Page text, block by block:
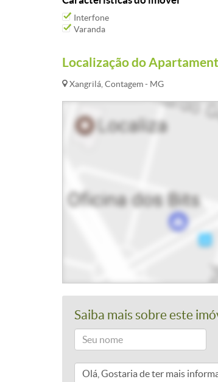
Interfone
Varanda
Localização do
Xangrilá, Contagem - MG
Saiba mais sobre este